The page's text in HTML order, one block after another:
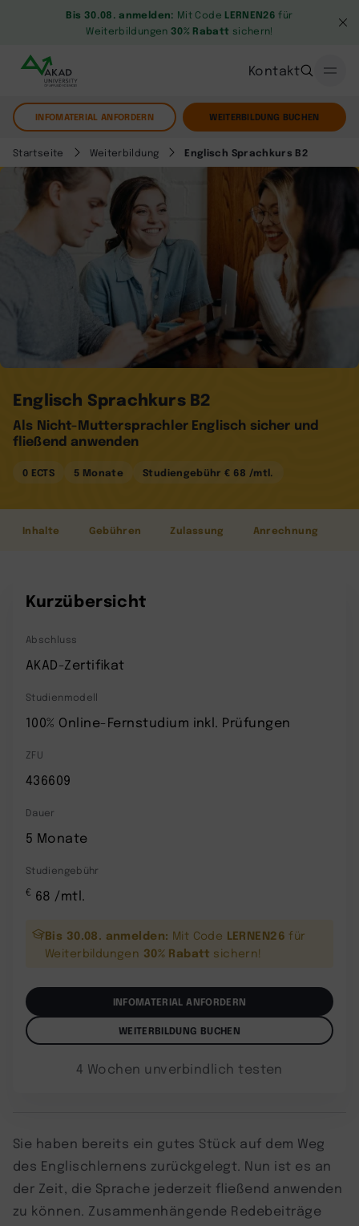
Bis 30.08. anmelden: Mit Code LERNEN26 für
Weiterbildungen 30% Rabatt sichern!
Kontakt
INFOMATERIAL ANFORDERN WEITERBILDUNG BUCHEN
Startseite Weiterbildung Englisch Sprachkurs B2
Englisch Sprachkurs B2
Als Nicht-Muttersprachler Englisch sicher und
fließend anwenden
0 ECTS 5 Monate Studiengebühr € 68 /mtl.
Inhalte Gebühren Zulassung Anrechnung
Kurzübersicht
Abschluss
AKAD-Zertifikat
Studienmodell
100% Online-Fernstudium inkl. Prüfungen
ZFU
436609
Dauer
5 Monate
Studiengebühr
€ 68 /mtl.
Bis 30.08. anmelden: Mit Code LERNEN26 für
Weiterbildungen 30% Rabatt sichern!
INFOMATERIAL ANFORDERN
WEITERBILDUNG BUCHEN
4 Wochen unverbindlich testen
Sie haben bereits ein gutes Stück auf dem Weg
des Englischlernens zurückgelegt. Nun ist es an
der Zeit, die Sprache jederzeit fließend anwenden
zu können. Zusammenhängende Redebeiträge